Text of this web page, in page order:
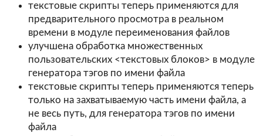
текстовые скрипты теперь применяются для
предварительного просмотра в реальном
времени в модуле переименования файлов
улучшена обработка множественных
пользовательских <текстовых блоков> в модуле
генератора тэгов по имени файла
текстовые скрипты теперь применяются теперь
только на захватываемую часть имени файла, а
не весь путь, для генератора тэгов по имени
файла